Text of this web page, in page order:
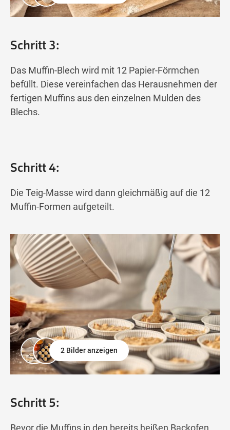
Schritt 3:
Das Muffin-Blech wird mit 12 Papier-Förmchen
befüllt. Diese vereinfachen das Herausnehmen der
fertigen Muffins aus den einzelnen Mulden des
Blechs.
Schritt 4:
Die Teig-Masse wird dann gleichmäßig auf die 12
Muffin-Formen aufgeteilt.
2 Bilder anzeigen
Schritt 5:
Bevor die Muffins in den bereits heißen Backofen